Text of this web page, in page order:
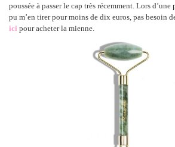
poussée à passer le cap très récemment. Lors
pu m’en tirer pour moins de dix euros, pas besoin
ici pour acheter la mienne.